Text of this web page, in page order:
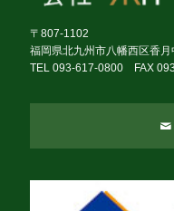
〒807-1102
福岡県北九州市八幡西区香
TEL 093-617-0800 FAX